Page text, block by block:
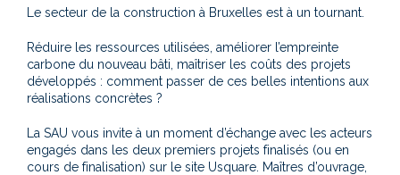
Le secteur de la construction à Bruxelles est à un tournant.
Réduire les ressources utilisées, améliorer l’empreinte
carbone du nouveau bâti, maîtriser les coûts des projets
développés : comment passer de ces belles intentions aux
réalisations concrètes ?
La SAU vous invite à un moment d’échange avec les acteurs
engagés dans les deux premiers projets finalisés (ou en
cours de finalisation) sur le site Usquare. Maîtres d’ouvrage,